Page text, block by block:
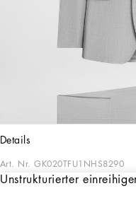
Unstrukturierter
details
Art. Nr. GK020TFU1NHS8290
Die Herrenkollektion Italian